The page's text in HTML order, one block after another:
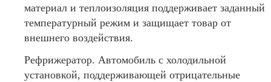
материал и теплоизоляция поддерживает заданный
температурный режим и защищает товар от
внешнего воздействия.
Рефрижератор. Автомобиль с холодильной
установкой, поддерживающей отрицательные